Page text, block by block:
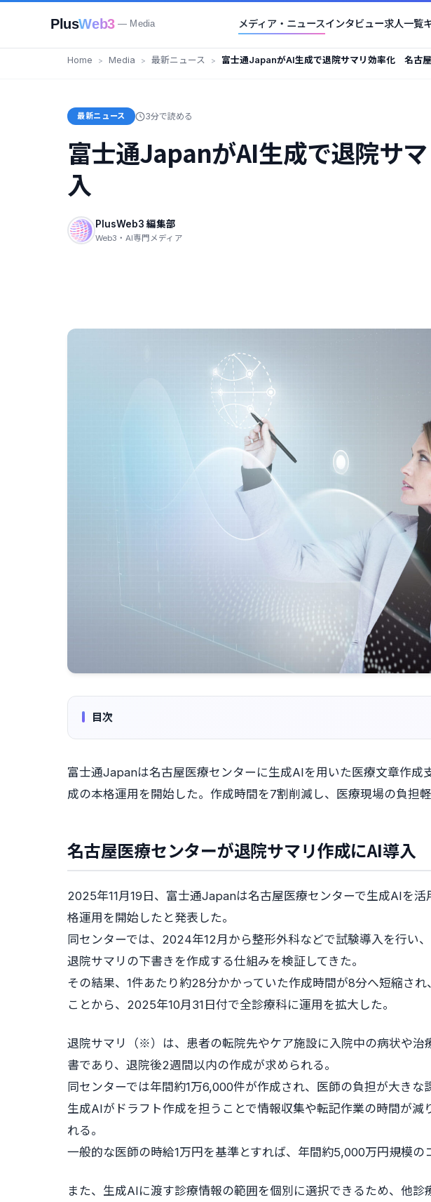
PlusWeb3 — Media メディア・ニュースインタビュー求人一覧
Home Media 最新ニュース
富士通JapanがAI生成で退院サマリ効率化 名古
最新ニュース 3分で読める
富士通JapanがAI生成で退院サ
入
PlusWeb3 編集部
Web3・AI専門メディア
目次
富士通Japanは名古屋医療センターに生成AIを用いた医療文章作成
成の本格運用を開始した。作成時間を7割削減し、医療現場の負担軽
名古屋医療センターが退院サマリ作成にAI導
2025年11月19日、富士通Japanは名古屋医療センターで生成AIを
格運用を開始したと発表した。
同センターでは、2024年12月から整形外科などで試験導入を行い
退院サマリの下書きを作成する仕組みを検証してきた。
その結果、1件あたり約28分かかっていた作成時間が8分へ短縮さ
ことから、2025年10月31日付で全診療科に運用を拡大した。
退院サマリ（※）は、患者の転院先やケア施設に入院中の病状や治
書であり、退院後2週間以内の作成が求められる。
同センターでは年間約1万6,000件が作成され、医師の負担が大きな
生成AIがドラフト作成を担うことで情報収集や転記作業の時間が減
れる。
一般的な医師の時給1万円を基準とすれば、年間約5,000万円規模の
また、生成AIに渡す診療情報の範囲を個別に選択できるため、他